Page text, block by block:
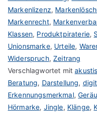
Markenlizenz,
Markenrecht,
Klassen, Produktpiraterie,
Unionsmarke, Urteile,
Widerspruch,Zeitrang
Verschlagwortet mit
Beratung, Darstellung,
Erkennungsmerkmal,
Hörmarke, Jingle, Klänge,